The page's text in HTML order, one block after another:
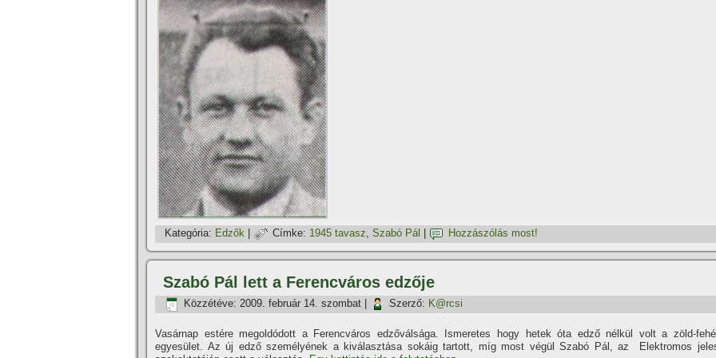
Kategória: Edzők Címke: 1945 tavasz, Szabó Pál Hozzászólás most!
Szabó Pál lett a Ferencváros edzője
Közzétéve: 2009. február 14. szombat Szerző: K@rcsi
Vasárnap estére megoldódott a Ferencváros edzőválsága. Ismeretes hogy hetek óta edző nélkül volt a zöld-
egyesület. Az új edző személyének a kiválasztása sokáig tartott, mí­g most végül Szabó Pál, az Elektromos